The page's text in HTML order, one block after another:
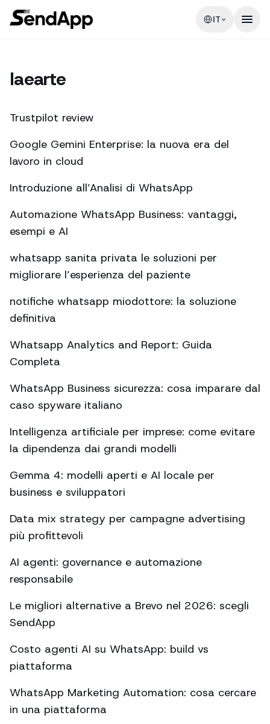
IT
Iaearte
Trustpilot review
Google Gemini Enterprise: la nuova era del
lavoro in cloud
Introduzione all’Analisi di WhatsApp
Automazione WhatsApp Business: vantaggi,
esempi e AI
whatsapp sanita privata le soluzioni per
migliorare l’esperienza del paziente
notifiche whatsapp miodottore: la soluzione
definitiva
Whatsapp Analytics and Report: Guida
Completa
WhatsApp Business sicurezza: cosa imparare dal
caso spyware italiano
Intelligenza artificiale per imprese: come evitare
la dipendenza dai grandi modelli
Gemma 4: modelli aperti e AI locale per
business e sviluppatori
Data mix strategy per campagne advertising
più profittevoli
AI agenti: governance e automazione
responsabile
Le migliori alternative a Brevo nel 2026: scegli
SendApp
Costo agenti AI su WhatsApp: build vs
piattaforma
WhatsApp Marketing Automation: cosa cercare
in una piattaforma